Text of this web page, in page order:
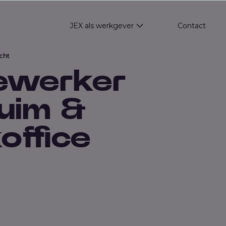
JEX als werkgeverShow submenu for
Contact
&